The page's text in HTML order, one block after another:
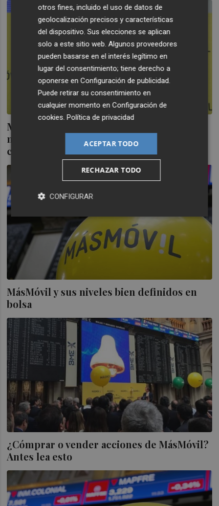
MásMóvil repite beneficio trimestral (22
millones) y confirma previsiones pese al
coronavirus
MásMóvil y sus niveles bien definidos en
bolsa
¿Cómprar o vender acciones de MásMóvil?
Antes lea esto
otros fines, incluido el uso de datos de
geolocalización precisos y características
del dispositivo. Sus elecciones se aplican
solo a este sitio web. Algunos proveedores
pueden basarse en el interés legítimo en
lugar del consentimiento; tiene derecho a
oponerse enConfiguración de publicidad
Puede retirar su consentimiento en
cualquier momento enConfiguración de
cookies .Política de privacidad
ACEPTAR TODO
RECHAZAR TODO
CONFIGURAR